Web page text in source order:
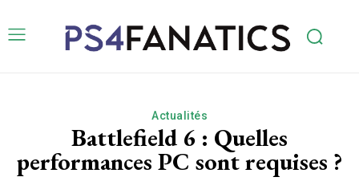
Actualités
Battlefield 6 : Quelles
performances PC sont requises ?